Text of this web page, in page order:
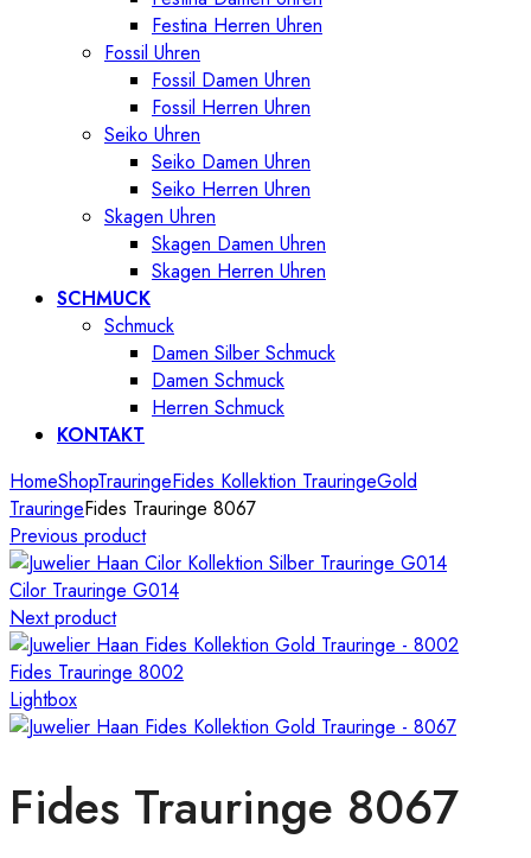
Festina Herren Uhren
Fossil Uhren
Fossil Damen Uhren
Fossil Herren Uhren
Seiko Uhren
Seiko Damen Uhren
Seiko Herren Uhren
Skagen Uhren
Skagen Damen Uhren
Skagen Herren Uhren
SCHMUCK
Schmuck
Damen Silber Schmuck
Damen Schmuck
Herren Schmuck
KONTAKT
HomeShopTrauringeFides Kollektion TrauringeGold
TrauringeFides Trauringe 8067
Previous product
Cilor Trauringe G014
Next product
Fides Trauringe 8002
Lightbox
Fides Trauringe 8067